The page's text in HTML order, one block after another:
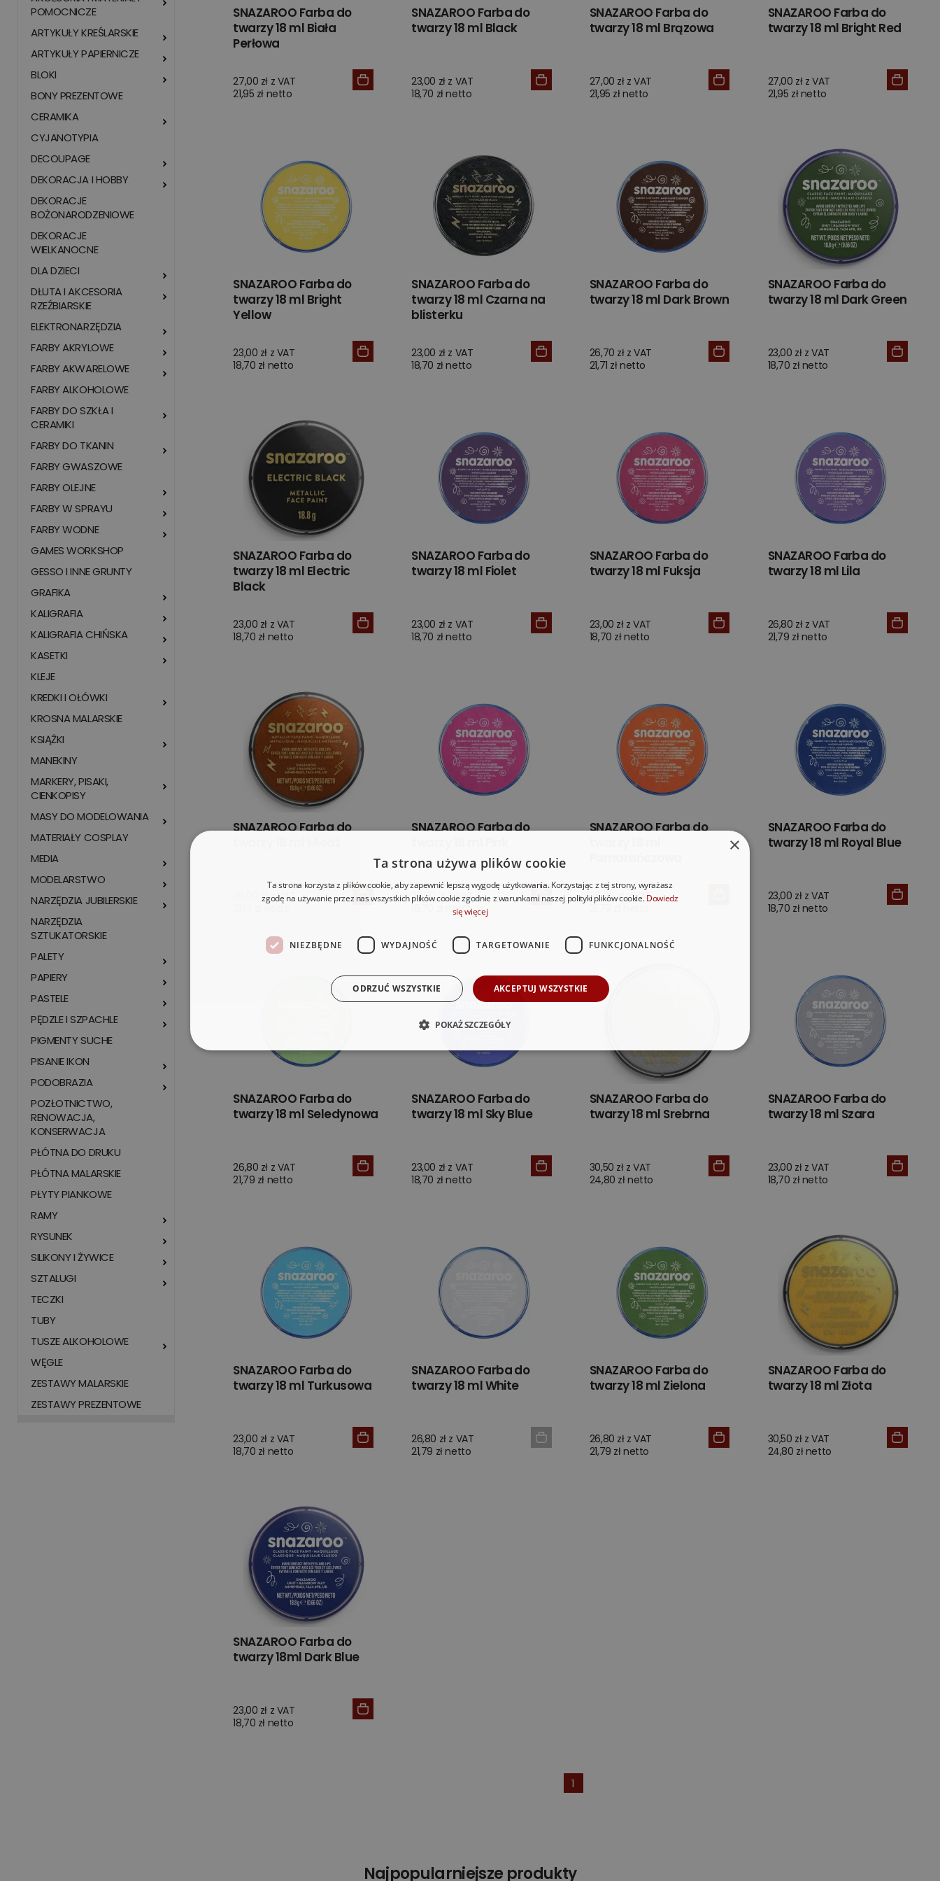
POMOCNICZE
ARTYKUŁY KREŚLARSKIE
ARTYKUŁY PAPIERNICZE
BLOKI
BONY PREZENTOWE
CERAMIKA
CYJANOTYPIA
DECOUPAGE
DEKORACJA I HOBBY
DEKORACJE
BOŻONARODZENIOWE
DEKORACJE
WIELKANOCNE
DLA DZIECI
DŁUTA I AKCESORIA
RZEŹBIARSKIE
ELEKTRONARZĘDZIA
FARBY AKRYLOWE
FARBY AKWARELOWE
FARBY ALKOHOLOWE
FARBY DO SZKŁA I
CERAMIKI
FARBY DO TKANIN
FARBY GWASZOWE
FARBY OLEJNE
FARBY W SPRAYU
FARBY WODNE
GAMES WORKSHOP
GESSO I INNE GRUNTY
GRAFIKA
KALIGRAFIA
KALIGRAFIA CHIŃSKA
KASETKI
KLEJE
KREDKI I OŁÓWKI
KROSNA MALARSKIE
KSIĄŻKI
MANEKINY
MARKERY, PISAKI,
CIENKOPISY
MASY DO MODELOWANIA
MATERIAŁY COSPLAY
MEDIA
MODELARSTWO
NARZĘDZIA JUBILERSKIE
NARZĘDZIA
SZTUKATORSKIE
PALETY
PAPIERY
PASTELE
PĘDZLE I SZPACHLE
PIGMENTY SUCHE
PISANIE IKON
PODOBRAZIA
POZŁOTNICTWO,
RENOWACJA,
KONSERWACJA
PŁÓTNA DO DRUKU
PŁÓTNA MALARSKIE
PŁYTY PIANKOWE
RAMY
RYSUNEK
SILIKONY I ŻYWICE
SZTALUGI
TECZKI
TUBY
TUSZE ALKOHOLOWE
WĘGLE
ZESTAWY MALARSKIE
ZESTAWY PREZENTOWE
SNAZAROO Farba do
twarzy 18 ml Biała
Perłowa
27,00 zł z VAT
21,95 zł netto
SNAZAROO Farba do
twarzy 18 ml Black
23,00 zł z VAT
18,70 zł netto
SNAZAROO Farba do
twarzy 18 ml Brązowa
27,00 zł z VAT
21,95 zł netto
SNAZAROO Farba do
twarzy 18 ml Bright Red
27,00 zł z VAT
21,95 zł netto
SNAZAROO Farba do
twarzy 18 ml Bright
Yellow
23,00 zł z VAT
18,70 zł netto
SNAZAROO Farba do
twarzy 18 ml Czarna na
blisterku
23,00 zł z VAT
18,70 zł netto
SNAZAROO Farba do
twarzy 18 ml Dark Brown
26,70 zł z VAT
21,71 zł netto
SNAZAROO Farba do
twarzy 18 ml Dark Green
23,00 zł z VAT
18,70 zł netto
SNAZAROO Farba do
twarzy 18 ml Electric
Black
23,00 zł z VAT
18,70 zł netto
SNAZAROO Farba do
twarzy 18 ml Fiolet
23,00 zł z VAT
18,70 zł netto
SNAZAROO Farba do
twarzy 18 ml Fuksja
23,00 zł z VAT
18,70 zł netto
SNAZAROO Farba do
twarzy 18 ml Lila
26,80 zł z VAT
21,79 zł netto
SNAZAROO Farba do
26,00 zł z VAT
SNAZAROO Farba do
23,00 zł z VAT
18,70 zł netto
SNAZAROO Farba do
26,80 zł z VAT
SNAZAROO Farba do
twarzy 18 ml Royal Blue
23,00 zł z VAT
18,70 zł netto
SNAZAROO Farba do
twarzy 18 ml Seledynowa
26,80 zł z VAT
21,79 zł netto
SNAZAROO Farba do
twarzy 18 ml Sky Blue
23,00 zł z VAT
18,70 zł netto
SNAZAROO Farba do
twarzy 18 ml Srebrna
30,50 zł z VAT
24,80 zł netto
SNAZAROO Farba do
twarzy 18 ml Szara
23,00 zł z VAT
18,70 zł netto
SNAZAROO Farba do
twarzy 18 ml Turkusowa
23,00 zł z VAT
18,70 zł netto
SNAZAROO Farba do
twarzy 18 ml White
26,80 zł z VAT
21,79 zł netto
SNAZAROO Farba do
twarzy 18 ml Zielona
26,80 zł z VAT
21,79 zł netto
SNAZAROO Farba do
twarzy 18 ml Złota
30,50 zł z VAT
24,80 zł netto
SNAZAROO Farba do
twarzy 18ml Dark Blue
23,00 zł z VAT
18,70 zł netto
1
Najpopularniejsze produkty
×
Ta strona używa plików cookie
Ta strona korzysta z plików cookie, aby zapewnić lepszą wygodę użytkowania. Korzystając z tej strony, wyrażasz
zgodę na używanie przez nas wszystkich plików cookie zgodnie z warunkami naszej polityki plików cookie.Dowiedz
się więcej
NIEZBĘDNE WYDAJNOŚĆ TARGETOWANIE FUNKCJONALNOŚĆ
AKCEPTUJ WSZYSTKIE
ODRZUĆ WSZYSTKIE
POKAŻ SZCZEGÓŁY